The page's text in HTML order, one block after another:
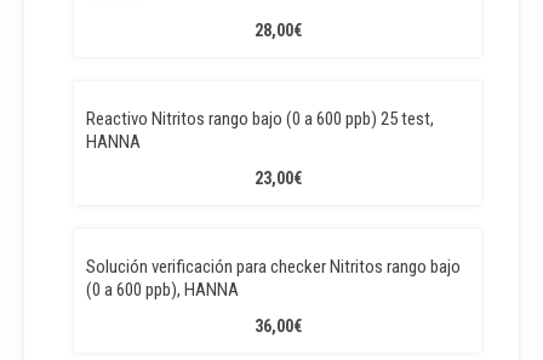
28,00€
Reactivo Nitritos rango bajo (0 a 600 ppb) 25 test,
HANNA
23,00€
Solución verificación para checker Nitritos rango bajo
(0 a 600 ppb), HANNA
36,00€